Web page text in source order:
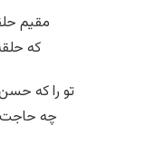
مقیم
که
تو را که
چه حاجت